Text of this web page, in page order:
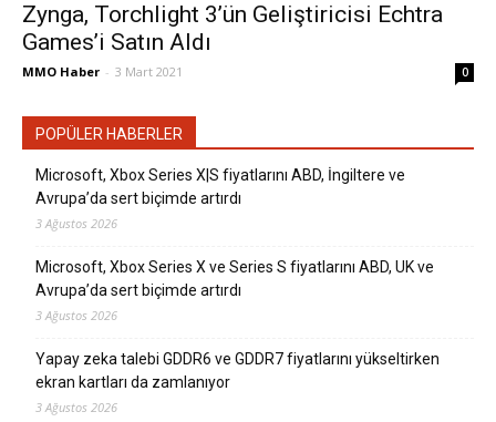
Zynga, Torchlight 3’ün Geliştiricisi Echtra
Games’i Satın Aldı
MMO Haber - 3 Mart 2021 0
POPÜLER HABERLER
Microsoft, Xbox Series X|S fiyatlarını ABD, İngiltere ve
Avrupa’da sert biçimde artırdı
3 Ağustos 2026
Microsoft, Xbox Series X ve Series S fiyatlarını ABD, UK ve
Avrupa’da sert biçimde artırdı
3 Ağustos 2026
Yapay zeka talebi GDDR6 ve GDDR7 fiyatlarını yükseltirken
ekran kartları da zamlanıyor
3 Ağustos 2026